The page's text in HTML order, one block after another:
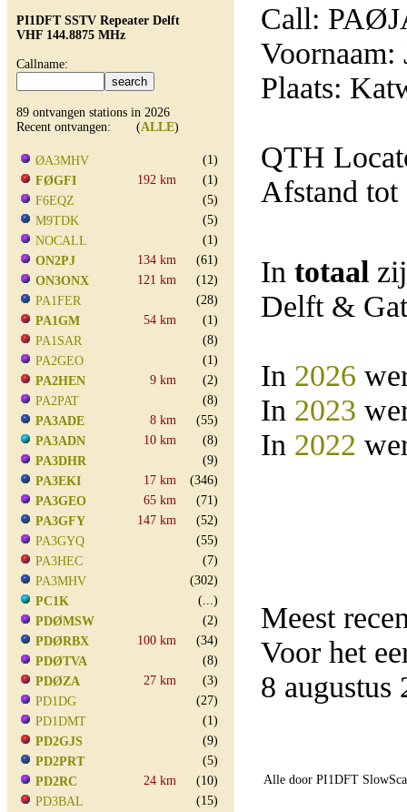
PI1DFT SSTV Repeater Delft
VHF 144.8875 MHz
Callname:
89 ontvangen stations in 2026
Recent ontvangen: (ALLE)
ØA3MHV
(1)
FØGFI
192 km
(1)
F6EQZ
(5)
M9TDK
(5)
NOCALL
(1)
ON2PJ
134 km
(61)
ON3ONX
121 km
(12)
PA1FER
(28)
PA1GM
54 km
(1)
PA1SAR
(8)
PA2GEO
(1)
PA2HEN
9 km
(2)
PA2PAT
(8)
PA3ADE
8 km
(55)
PA3ADN
10 km
(8)
PA3DHR
(9)
PA3EKI
17 km
(346)
PA3GEO
65 km
(71)
PA3GFY
147 km
(52)
PA3GYQ
(55)
PA3HEC
(7)
PA3MHV
(302)
PC1K
(...)
PDØMSW
(2)
PDØRBX
100 km
(34)
PDØTVA
(8)
PDØZA
27 km
(3)
PD1DG
(27)
PD1DMT
(1)
PD2GJS
(9)
PD2PRT
(5)
PD2RC
24 km
(10)
PD3BAL
(15)
Call:
Voornaam:
Plaats:
QTH
Afstand tot
In totaal
Delft &
In 2026
In 2023
In 2022
Meest
Voor het
8
Alle door PI1DFT